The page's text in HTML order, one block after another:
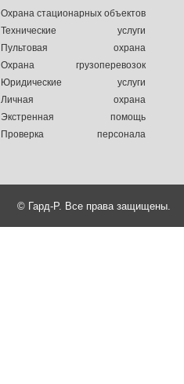
Охрана стационарных объектов
Технические услуги
Пультовая охрана
Охрана грузоперевозок
Юридические услуги
Личная охрана
Экстренная помощь
Проверка персонала
© Гард-Р. Все права защищены.